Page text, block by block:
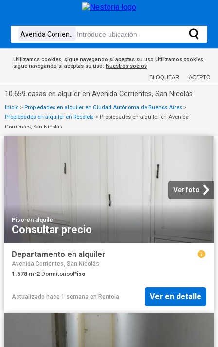
Utilizamos cookies, sigue navegando si aceptas su uso.Utilizamos cookies,
sigue navegando si aceptas su uso. Nuestros socios
BLOQUEAR ACEPTO
10.659 casas en alquiler en Avenida Corrientes, San Nicolás
Inicio > Propiedades en alquiler en Ciudad Autónoma de Buenos Aires >
Propiedades en alquiler en Recoleta > Propiedades en alquiler en Avenida
Corrientes, San Nicolás
Ver foto
Piso·en alquiler
Consultar precio
Departamento en alquiler
Avenida Corrientes, San Nicolás
1.578 m²2 DormitoriosPiso
Actualizado hace 1 semana en Rentola Ver en detalle